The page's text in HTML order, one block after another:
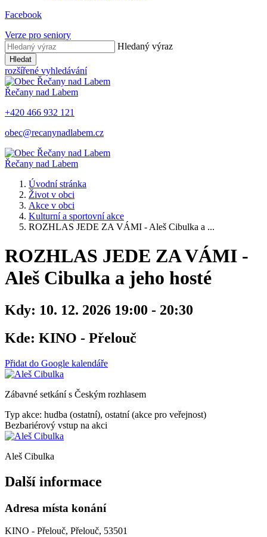
Facebook
Verze pro seniory
Hledaný výraz
Hledat
rozšířené vyhledávání
Řečany nad Labem
+420 466 932 121
obec@recanynadlabem.cz
Řečany nad Labem
Úvodní stránka
Život v obci
Akce v obci
Kulturní a sportovní akce
ROZHLAS JEDE ZA VÁMI - Aleš Cibulka a ...
ROZHLAS JEDE ZA VÁMI -
Aleš Cibulka a jeho hosté
Kdy: 10. 12. 2026 19:00 - 20:30
Kde: KINO - Přelouč
Přidat do Google kalendáře
Zábavné setkání s Českým rozhlasem
Typ akce: hudba (ostatní), ostatní (akce pro veřejnost)
Bezbariérový vstup na akci
Aleš Cibulka
Další informace
Adresa místa konání
KINO - Přelouč, Přelouč, 53501